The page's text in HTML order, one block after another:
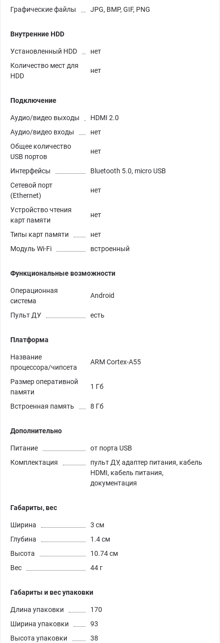
Графические файлы
JPG, BMP, GIF, PNG
Внутренние HDD
Установленный HDD
нет
Количество мест для
HDD
нет
Подключение
Аудио/видео выходы
HDMI 2.0
Аудио/видео входы
нет
Общее количество
USB портов
нет
Интерфейсы
Bluetooth 5.0, micro USB
Сетевой порт
(Ethernet)
нет
Устройство чтения
карт памяти
нет
Типы карт памяти
нет
Модуль Wi-Fi
встроенный
Функциональные возможности
Операционная
система
Android
Пульт ДУ есть
Платформа
Название
процессора/чипсета
ARM Cortex-A55
Размер оперативной
памяти
1 Гб
Встроенная память 8 Гб
Дополнительно
Питание
от порта USB
Комплектация
пульт ДУ, адаптер питания, кабель
HDMI, кабель питания,
документация
Габариты, вес
Ширина
3 см
Глубина
1.4 см
Высота
10.74 см
Вес
44 г
Габариты и вес упаковки
Длина упаковки
170
Ширина упаковки
93
Высота упаковки
38